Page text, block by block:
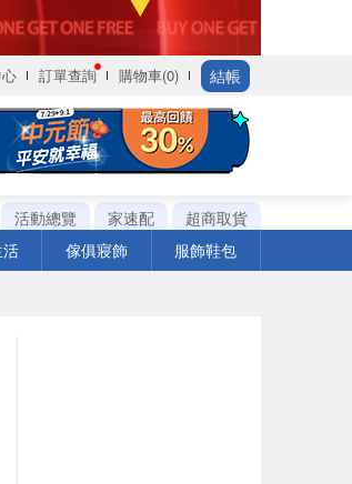
訂單查詢 購物車(0) 結帳
活動總覽 家速配
超商取貨
傢俱寢飾 服飾鞋包